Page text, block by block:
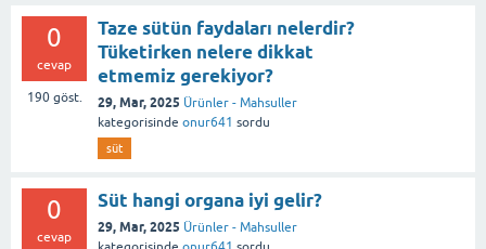
0
cevap
190göst.
Taze sütün faydaları nelerdir?
Tüketirken nelere dikkat
etmemiz gerekiyor?
29, Mar, 2025 Ürünler - Mahsuller
kategorisinde onur641 sordu
süt
0
cevap
Süt hangi organa iyi gelir?
29, Mar, 2025 Ürünler - Mahsuller